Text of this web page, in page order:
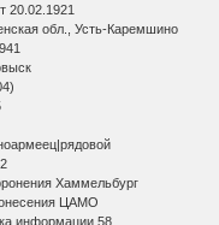
20.02.1921
обл., Усть-Каремшино
Хаммельбург
ЦАМО
информации 58